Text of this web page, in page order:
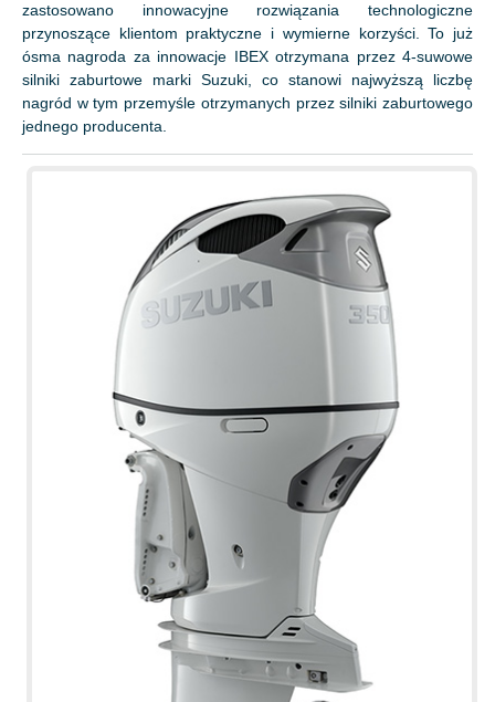
zastosowano innowacyjne rozwiązania technologiczne
przynoszące klientom praktyczne i wymierne korzyści. To już
ósma nagroda za innowacje IBEX otrzymana przez 4-suwowe
silniki zaburtowe marki Suzuki, co stanowi najwyższą liczbę
nagród w tym przemyśle otrzymanych przez silniki zaburtowego
jednego producenta.